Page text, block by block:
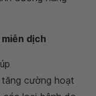
dịch
cường hoạt